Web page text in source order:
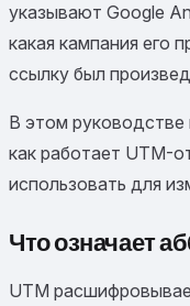
указывают Google
какая кампания его
ссылку был
В этом руководстве
как работает UTM-
использовать для
Что означает
UTM